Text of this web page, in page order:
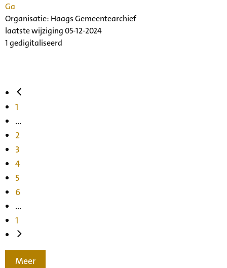
Ga
Organisatie: Haags Gemeentearchief
laatste wijziging 05-12-2024
1 gedigitaliseerd
1
...
2
3
4
5
6
...
1
Meer